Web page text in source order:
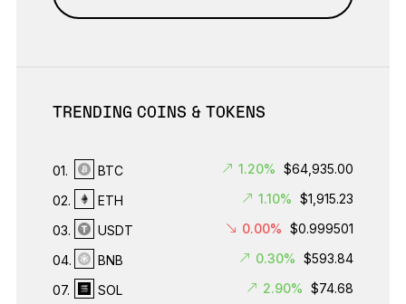
TRENDING COINS & TOKENS
01. BTC 1.20% $64,935.00
02. ETH 1.10% $1,915.23
03. USDT 0.00% $0.999501
04. BNB 0.30% $593.84
07. SOL 2.90% $74.68